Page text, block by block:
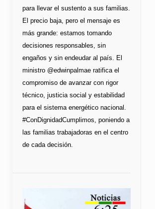
para llevar el sustento a sus familias.
El precio baja, pero el mensaje es
más grande: estamos tomando
decisiones responsables, sin
engaños y sin endeudar al país. El
ministro @edwinpalmae ratifica el
compromiso de avanzar con rigor
técnico, justicia social y estabilidad
para el sistema energético nacional.
#ConDignidadCumplimos, poniendo a
las familias trabajadoras en el centro
de cada decisión.